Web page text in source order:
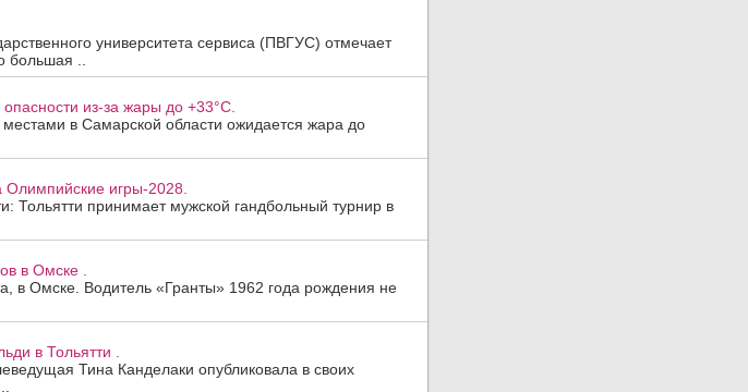
университета сервиса (ПВГУС) отмечает
большая ..
из-за жары до +33°C.
в Самарской области ожидается жара до
Олимпийские игры-2028.
Тольятти принимает мужской гандбольный турнир в
в Омске .
в Омске. Водитель «Гранты» 1962 года рождения не
в Тольятти .
Тина Канделаки опубликовала в своих